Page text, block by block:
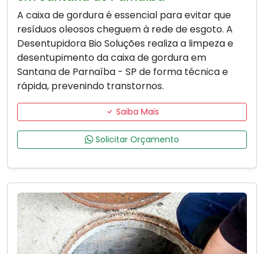
A caixa de gordura é essencial para evitar que
resíduos oleosos cheguem à rede de esgoto. A
Desentupidora Bio Soluções realiza a limpeza e
desentupimento da caixa de gordura em
Santana de Parnaíba - SP de forma técnica e
rápida, prevenindo transtornos.
Saiba Mais
Solicitar Orçamento